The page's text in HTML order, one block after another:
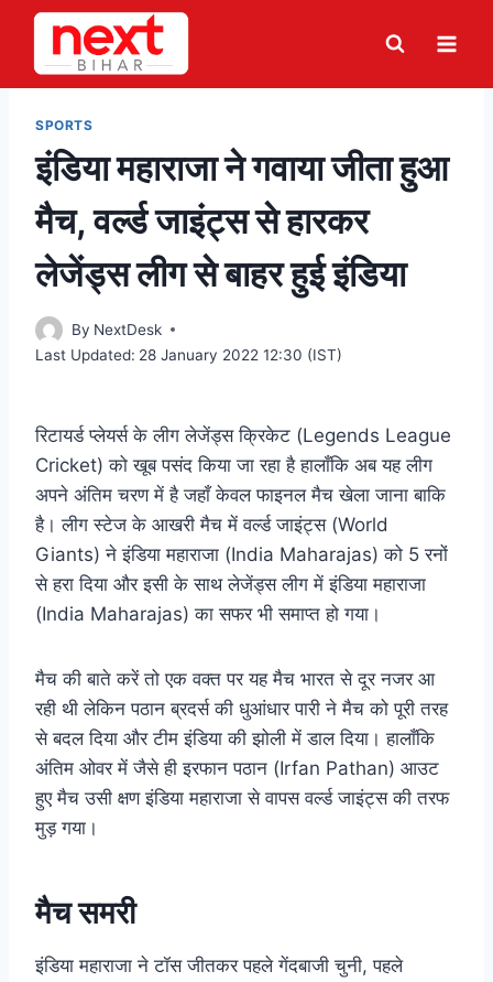
Skip
content
SPORTS
इंडिया महाराजा ने गवाया जीता हुआ
मैच, वर्ल्ड जाइंट्स से हारकर
लेजेंड्स लीग से बाहर हुई इंडिया
By NextDesk
Last Updated: 28 January 2022 12:30 (IST)
रिटायर्ड प्लेयर्स के लीग लेजेंड्स क्रिकेट (Legends League
Cricket) को खूब पसंद किया जा रहा है हालाँकि अब यह लीग
अपने अंतिम चरण में है जहाँ केवल फाइनल मैच खेला जाना बाकि
है। लीग स्टेज के आखरी मैच में वर्ल्ड जाइंट्स (World
Giants) ने इंडिया महाराजा (India Maharajas) को 5 रनों
से हरा दिया और इसी के साथ लेजेंड्स लीग में इंडिया महाराजा
(India Maharajas) का सफर भी समाप्त हो गया।
मैच की बाते करें तो एक वक्त पर यह मैच भारत से दूर नजर आ
रही थी लेकिन पठान ब्रदर्स की धुआंधार पारी ने मैच को पूरी तरह
से बदल दिया और टीम इंडिया की झोली में डाल दिया। हालाँकि
अंतिम ओवर में जैसे ही इरफान पठान (Irfan Pathan) आउट
हुए मैच उसी क्षण इंडिया महाराजा से वापस वर्ल्ड जाइंट्स की तरफ
मुड़ गया।
मैच समरी
इंडिया महाराजा ने टॉस जीतकर पहले गेंदबाजी चुनी, पहले